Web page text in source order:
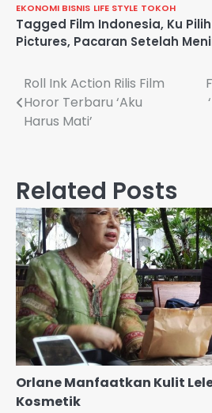
EKONOMI BISNIS LIFE STYLE TOKOH
Tagged Film Indonesia, Ku
Pictures, Pacaran Setelah
Navigasi
pos
Roll Ink Action Rilis Film
Horor Terbaru ‘Aku
Harus Mati’
Related Posts
Orlane Manfaatkan Kulit
Kosmetik